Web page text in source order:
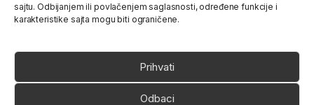
sajtu. Odbijanjem ili povlačenjem saglasnosti, određene funkcije i
karakteristike sajta mogu biti ograničene.
Prihvati
Odbaci
O nama